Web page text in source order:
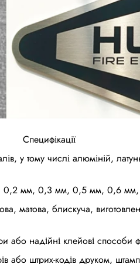
Специфікації
у тому числі алюміній,
0,2 мм, 0,3 мм, 0,5 мм, 0,6
матова, блискуча,
або надійні клейові способи
або штрих-кодів друком,